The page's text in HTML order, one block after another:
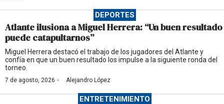
DEPORTES
Atlante ilusiona a Miguel Herrera: “Un buen resultado
puede catapultarnos”
Miguel Herrera destacó el trabajo de los jugadores del Atlante y
confía en que un buen resultado los impulse a la siguiente ronda del
torneo.
7 de agosto, 2026 · Alejandro López
ENTRETENIMIENTO